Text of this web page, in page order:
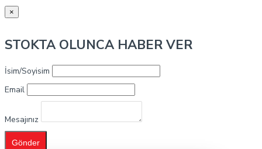
×
STOKTA OLUNCA HABER VER
İsim/Soyisim
Email
Mesajınız
Gönder